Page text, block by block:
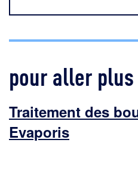
pour aller
Traitement des
Evaporis